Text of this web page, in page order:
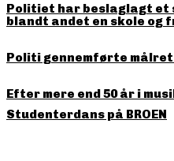
Politiet har beslaglagt et
blandt andet en skole og
Politi gennemførte
Efter mere end 50 år i
Studenterdans på BROEN